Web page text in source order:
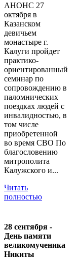
АНОНС 27
октября в
Казанском
девичьем
монастыре г.
Калуги пройдет
практико-
ориентированный
семинар по
сопровождению в
паломнических
поездках людей с
инвалидностью, в
том числе
приобретенной
во время СВО По
благословению
митрополита
Калужского и...
Читать
полностью
28 сентября -
День памяти
великомученика
Никиты